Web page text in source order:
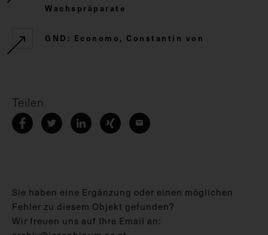
Wachspräparate
GND: Economo, Constantin von
Teilen
Sie haben eine Ergänzung oder einen möglichen
Fehler zu diesem Objekt gefunden?
Wir freuen uns auf Ihre Email an: